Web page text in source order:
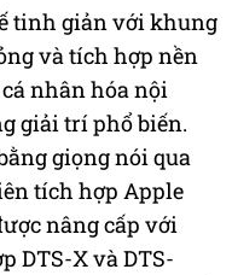
tinh giản với khung
và tích hợp nền
cá nhân hóa nội
giải trí phổ biến.
giọng nói qua
tích hợp Apple
nâng cấp với
DTS-X và DTS-